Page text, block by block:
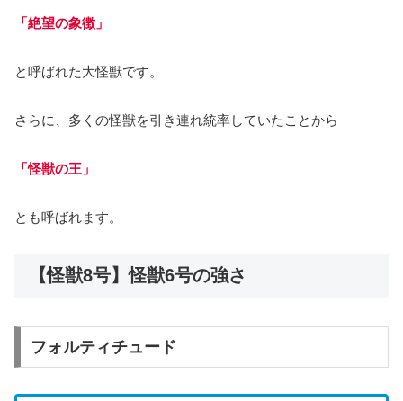
「絶望の象徴」
と呼ばれた大怪獣です。
さらに、多くの怪獣を引き連れ統率していたことから
「怪獣の王」
とも呼ばれます。
【怪獣8号】怪獣6号の強さ
フォルティチュード